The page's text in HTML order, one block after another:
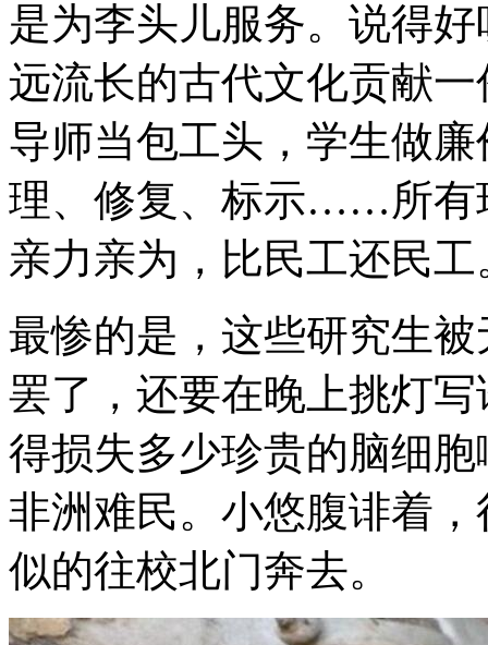
是为李头儿服务。说得
远流长的古代文化贡献
导师当包工头，学生做
理、修复、标示……所有
亲力亲为，比民工还民工
最惨的是，这些研究生
罢了，还要在晚上挑灯
得损失多少珍贵的脑细
非洲难民。小悠腹诽着
似的往校北门奔去。